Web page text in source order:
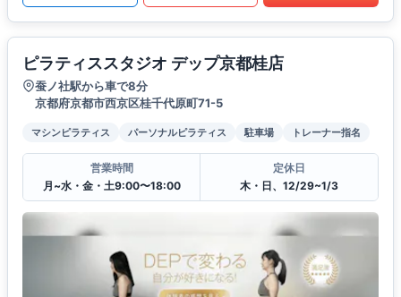
ピラティススタジオ デップ京都桂店
蚕ノ社駅から車で8分
京都府京都市西京区桂千代原町71-5
マシンピラティス パーソナルピラティス 駐車場 トレーナー指名
営業時間
月~水・金・土9:00〜18:00
定休日
木・日、12/29~1/3